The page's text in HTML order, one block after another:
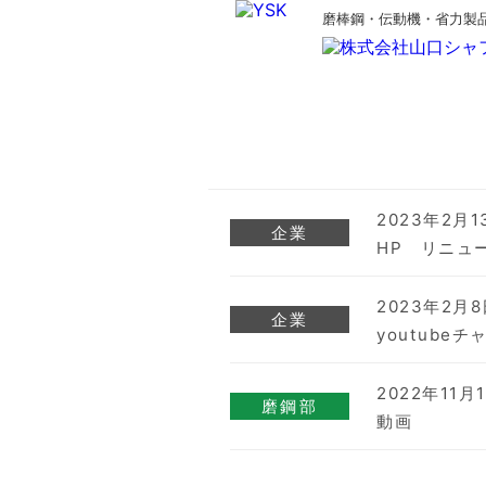
磨棒鋼・伝動機・省力製
企業
2023年2月
HP リニュ
企業
2023年2月8
youtubeチャ
磨鋼部
2022年11月
動画